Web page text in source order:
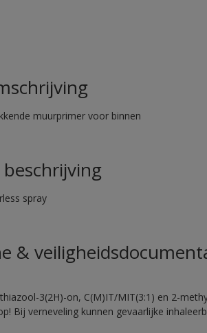
muurprimer voor binnen
spray
&
3(2H)-on, C(M)IT/MIT(3:1) en 2-
Bij verneveling kunnen gevaarlijke